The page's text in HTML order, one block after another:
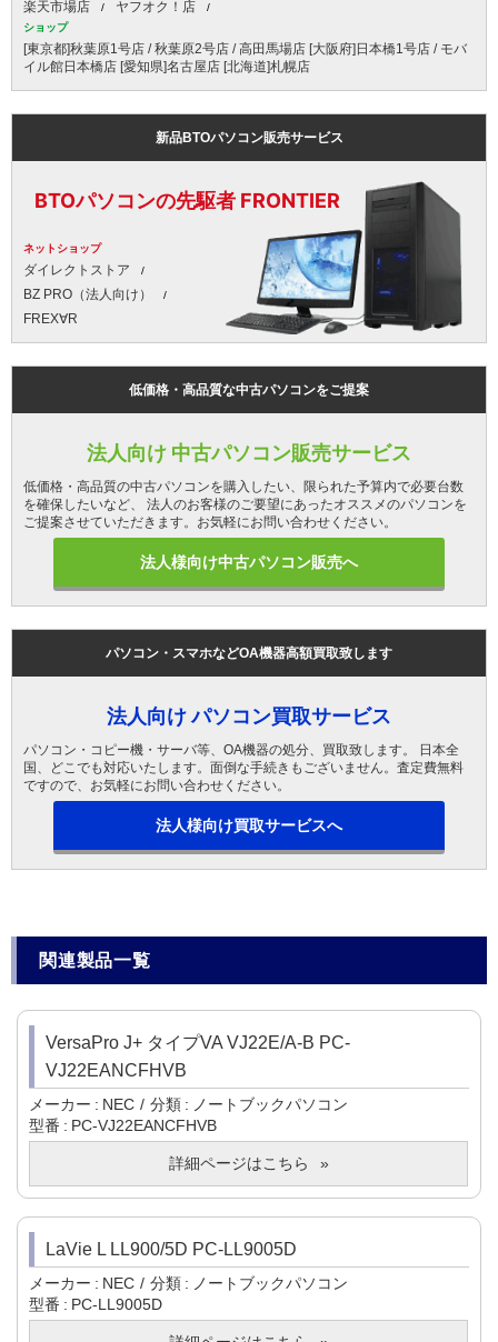
楽天市場店 ヤフオク！店
ショップ
[東京都]秋葉原1号店 / 秋葉原2号店 / 高田馬場店 [大阪府]日本橋1号店 / モバ
イル館日本橋店 [愛知県]名古屋店 [北海道]札幌店
新品BTOパソコン販売サービス
BTOパソコンの先駆者 FRONTIER
ネットショップ
ダイレクトストア
BZ PRO（法人向け）
FREX∀R
低価格・高品質な中古パソコンをご提案
法人向け 中古パソコン販売サービス
低価格・高品質の中古パソコンを購入したい、限られた予算内で必要台数
を確保したいなど、 法人のお客様のご要望にあったオススメのパソコンを
ご提案させていただきます。お気軽にお問い合わせください。
法人様向け中古パソコン販売へ
パソコン・スマホなどOA機器高額買取致します
法人向け パソコン買取サービス
パソコン・コピー機・サーバ等、OA機器の処分、買取致します。 日本全
国、どこでも対応いたします。面倒な手続きもございません。査定費無料
ですので、お気軽にお問い合わせください。
法人様向け買取サービスへ
関連製品一覧
VersaPro J+ タイプVA VJ22E/A-B PC-
VJ22EANCFHVB
メーカー NEC 分類
ノートブックパソコン
型番
PC-VJ22EANCFHVB
詳細ページはこちら
LaVie L LL900/5D PC-LL9005D
メーカー NEC 分類
ノートブックパソコン
型番
PC-LL9005D